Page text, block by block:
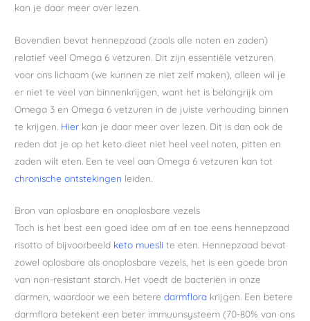
kan je daar meer over lezen.
Bovendien bevat hennepzaad (zoals alle noten en zaden)
relatief veel Omega 6 vetzuren. Dit zijn essentiële vetzuren
voor ons lichaam (we kunnen ze niet zelf maken), alleen wil je
er niet te veel van binnenkrijgen, want het is belangrijk om
Omega 3 en Omega 6 vetzuren in de juiste verhouding binnen
te krijgen. Hier kan je daar meer over lezen. Dit is dan ook de
reden dat je op het keto dieet niet heel veel noten, pitten en
zaden wilt eten. Een te veel aan Omega 6 vetzuren kan tot
chronische ontstekingen leiden.
Bron van oplosbare en onoplosbare vezels
Toch is het best een goed idee om af en toe eens hennepzaad
risotto of bijvoorbeeld keto mueslite eten. Hennepzaad bevat
zowel oplosbare als onoplosbare vezels, het is een goede bron
van non-resistant starch. Het voedt de bacteriën in onze
darmen, waardoor we een beteredarmflora krijgen. Een betere
darmflora betekent een beter immuunsysteem (70-80% van ons